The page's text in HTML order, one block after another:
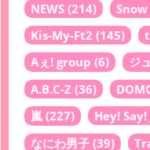
NEWS (214)
Kis-My-Ft2 (145)
Aぇ! group (6) ジ
A.B.C-Z (36)
嵐 (227) Hey! Say!
なにわ男子 (39)